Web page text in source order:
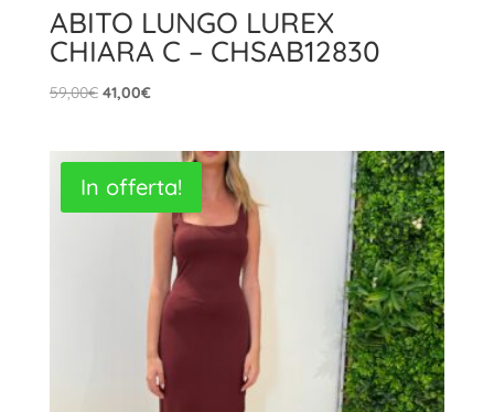
ABITO LUNGO LUREX
CHIARA C – CHSAB12830
59,00€ Il
era:
59,00€.
41,00€Il
è:
41,00€.
In offerta!